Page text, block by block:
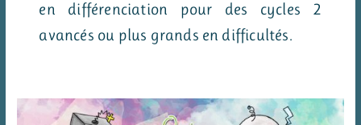
en différenciation pour des cycles 2
avancés ou plus grands en difficultés.